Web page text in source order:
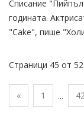
Списание
годината.
"Cake", пише
Страници 45 от 52
« 1 ...